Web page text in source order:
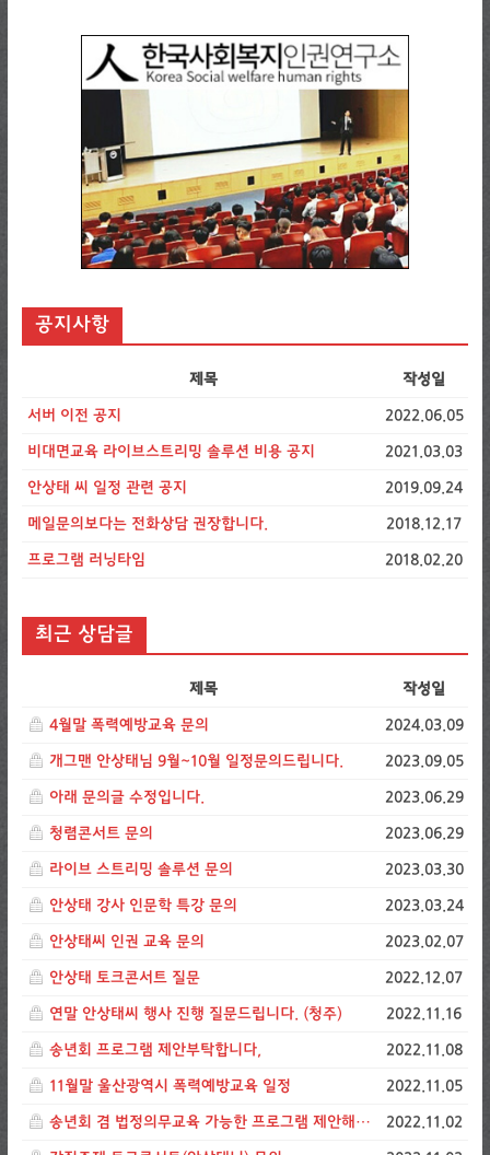
공지사항
제목 작성일
서버 이전 공지 2022.06.05
비대면교육 라이브스트리밍 솔루션 비용 공지 2021.03.03
안상태 씨 일정 관련 공지 2019.09.24
메일문의보다는 전화상담 권장합니다. 2018.12.17
프로그램 러닝타임 2018.02.20
최근 상담글
제목 작성일
4월말 폭력예방교육 문의 2024.03.09
개그맨 안상태님 9월~10월 일정문의드립니다. 2023.09.05
아래 문의글 수정입니다. 2023.06.29
청렴콘서트 문의 2023.06.29
라이브 스트리밍 솔루션 문의 2023.03.30
안상태 강사 인문학 특강 문의 2023.03.24
안상태씨 인권 교육 문의 2023.02.07
안상태 토크콘서트 질문 2022.12.07
연말 안상태씨 행사 진행 질문드립니다. (청주) 2022.11.16
송년회 프로그램 제안부탁합니다, 2022.11.08
11월말 울산광역시 폭력예방교육 일정 2022.11.05
송년회 겸 법정의무교육 가능한 프로그램 제안해주세요 2022.11.02